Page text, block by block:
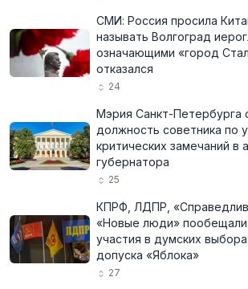
СМИ: Россия просила
называть Волгоград
означающими «город
отказался
24
Мэрия Санкт-Петербурга
должность советника по
критических замечаний в
губернатора
25
КПРФ, ЛДПР,
«Новые люди» пообещали
участия в думских
допуска «Яблока»
27